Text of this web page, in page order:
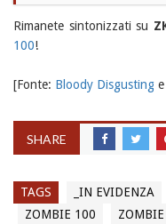
Rimanete sintonizzati su
100!
[Fonte: Bloody Disgusting e
SHARE
TAGS _IN EVIDENZA
ZOMBIE 100
ZOMBIE